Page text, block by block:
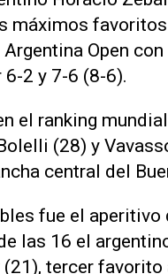
máximos
Open
2 y 7-6 (8-6).
el ranking
(28) y
central del
fue el
las 16 el
tercer favorito